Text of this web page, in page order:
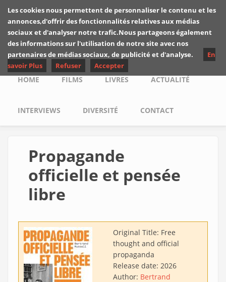
Skip to main content
Les critiques de
Yuyine
Main menu
HOME FILMS LIVRES ACTUALITÉ
INTERVIEWS DIVERSITÉ CONTACT
Propagande
officielle et pensée
libre
Original Title: Free
thought and official
propaganda
Release date: 2026
Author: Bertrand
Les cookies nous permettent de personnaliser le contenu et les
annonces,d'offrir des fonctionnalités relatives aux médias
sociaux et d'analyser notre trafic.Nous partageons également
des informations sur l'utilisation de notre site avec nos
partenaires de médias sociaux, de publicité et d'analyse.
En
savoir Plus
Refuser Accepter